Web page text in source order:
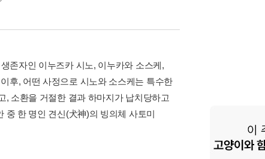
존자인 이누즈카 시노, 이누카와 소스케,
후, 어떤 사정으로 시노와 소스케는 특수한
, 소환을 거절한 결과 하마지가 납치당하고
중 한 명인 견신(犬神)의 빙의체 사토미